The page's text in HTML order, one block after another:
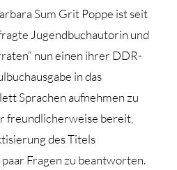
Sum Grit Poppe ist seit
Jugendbuchautorin und
nun einen ihrer DDR-
in das
Sprachen aufnehmen zu
freundlicherweise bereit,
des Titels
Fragen zu beantworten.